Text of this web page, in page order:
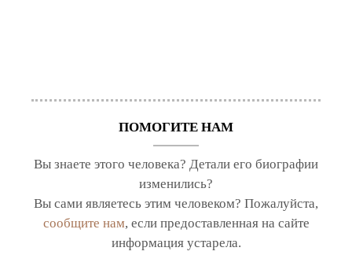
ПОМОГИТЕ НАМ
Вы знаете этого человека? Детали его биографии
изменились?
Вы сами являетесь этим человеком? Пожалуйста,
сообщите нам, если предоставленная на сайте
информация устарела.